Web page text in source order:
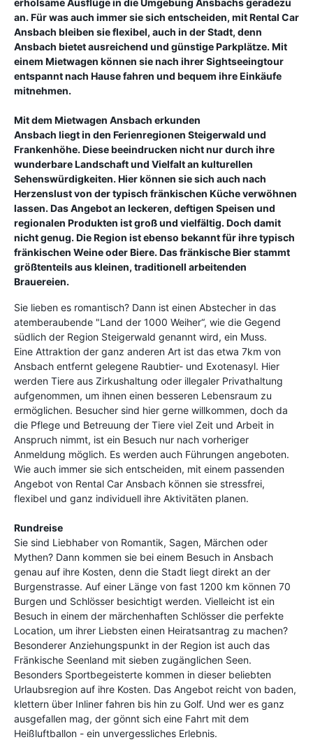
erholsame Ausflüge in die Umgebung Ansbachs geradezu
an. Für was auch immer sie sich entscheiden, mit Rental Car
Ansbach bleiben sie flexibel, auch in der Stadt, denn
Ansbach bietet ausreichend und günstige Parkplätze. Mit
einem Mietwagen können sie nach ihrer Sightseeingtour
entspannt nach Hause fahren und bequem ihre Einkäufe
mitnehmen.
Mit dem Mietwagen Ansbach erkunden
Ansbach liegt in den Ferienregionen Steigerwald und
Frankenhöhe. Diese beeindrucken nicht nur durch ihre
wunderbare Landschaft und Vielfalt an kulturellen
Sehenswürdigkeiten. Hier können sie sich auch nach
Herzenslust von der typisch fränkischen Küche verwöhnen
lassen. Das Angebot an leckeren, deftigen Speisen und
regionalen Produkten ist groß und vielfältig. Doch damit
nicht genug. Die Region ist ebenso bekannt für ihre typisch
fränkischen Weine oder Biere. Das fränkische Bier stammt
größtenteils aus kleinen, traditionell arbeitenden
Brauereien.
Sie lieben es romantisch? Dann ist einen Abstecher in das
atemberaubende "Land der 1000 Weiher“, wie die Gegend
südlich der Region Steigerwald genannt wird, ein Muss.
Eine Attraktion der ganz anderen Art ist das etwa 7km von
Ansbach entfernt gelegene Raubtier- und Exotenasyl. Hier
werden Tiere aus Zirkushaltung oder illegaler Privathaltung
aufgenommen, um ihnen einen besseren Lebensraum zu
ermöglichen. Besucher sind hier gerne willkommen, doch da
die Pflege und Betreuung der Tiere viel Zeit und Arbeit in
Anspruch nimmt, ist ein Besuch nur nach vorheriger
Anmeldung möglich. Es werden auch Führungen angeboten.
Wie auch immer sie sich entscheiden, mit einem passenden
Angebot von Rental Car Ansbach können sie stressfrei,
flexibel und ganz individuell ihre Aktivitäten planen.
Rundreise
Sie sind Liebhaber von Romantik, Sagen, Märchen oder
Mythen? Dann kommen sie bei einem Besuch in Ansbach
genau auf ihre Kosten, denn die Stadt liegt direkt an der
Burgenstrasse. Auf einer Länge von fast 1200 km können 70
Burgen und Schlösser besichtigt werden. Vielleicht ist ein
Besuch in einem der märchenhaften Schlösser die perfekte
Location, um ihrer Liebsten einen Heiratsantrag zu machen?
Besonderer Anziehungspunkt in der Region ist auch das
Fränkische Seenland mit sieben zugänglichen Seen.
Besonders Sportbegeisterte kommen in dieser beliebten
Urlaubsregion auf ihre Kosten. Das Angebot reicht von baden,
klettern über Inliner fahren bis hin zu Golf. Und wer es ganz
ausgefallen mag, der gönnt sich eine Fahrt mit dem
Heißluftballon - ein unvergessliches Erlebnis.